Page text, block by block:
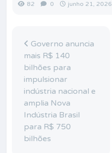
82 0 junho 21, 2026
Governo anuncia
mais R$ 140
bilhões para
impulsionar
indústria nacional e
amplia Nova
Indústria Brasil
para R$ 750
bilhões